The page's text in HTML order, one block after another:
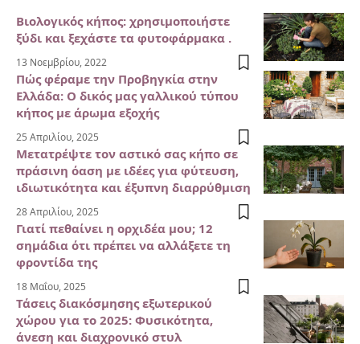
Βιολογικός κήπος: χρησιμοποιήστε
ξύδι και ξεχάστε τα φυτοφάρμακα .
13 Νοεμβρίου, 2022
Πώς φέραμε την Προβηγκία στην
Ελλάδα: Ο δικός μας γαλλικού τύπου
κήπος με άρωμα εξοχής
25 Απριλίου, 2025
Μετατρέψτε τον αστικό σας κήπο σε
πράσινη όαση με ιδέες για φύτευση,
ιδιωτικότητα και έξυπνη διαρρύθμιση
28 Απριλίου, 2025
Γιατί πεθαίνει η ορχιδέα μου; 12
σημάδια ότι πρέπει να αλλάξετε τη
φροντίδα της
18 Μαΐου, 2025
Τάσεις διακόσμησης εξωτερικού
χώρου για το 2025: Φυσικότητα,
άνεση και διαχρονικό στυλ